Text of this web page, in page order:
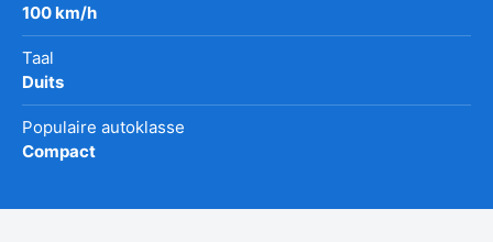
100 km/h
Taal
Duits
Populaire autoklasse
Compact